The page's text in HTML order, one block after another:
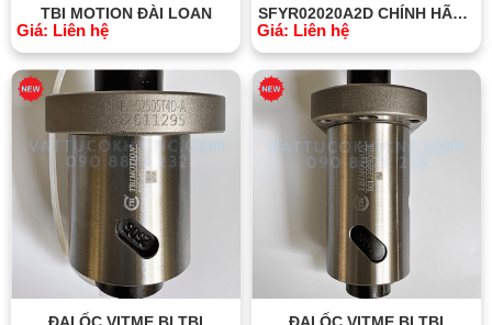
TBI MOTION ĐÀI LOAN
Giá: Liên hệ
SFYR02020A2D CHÍNH HÃNG
TBI MOTION ĐÀI LOAN
Giá: Liên hệ